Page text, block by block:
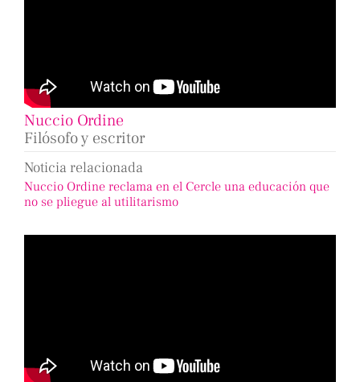
Nuccio Ordine
Filósofo y escritor
Noticia relacionada
Nuccio Ordine reclama en el Cercle una educación que
no se pliegue al utilitarismo